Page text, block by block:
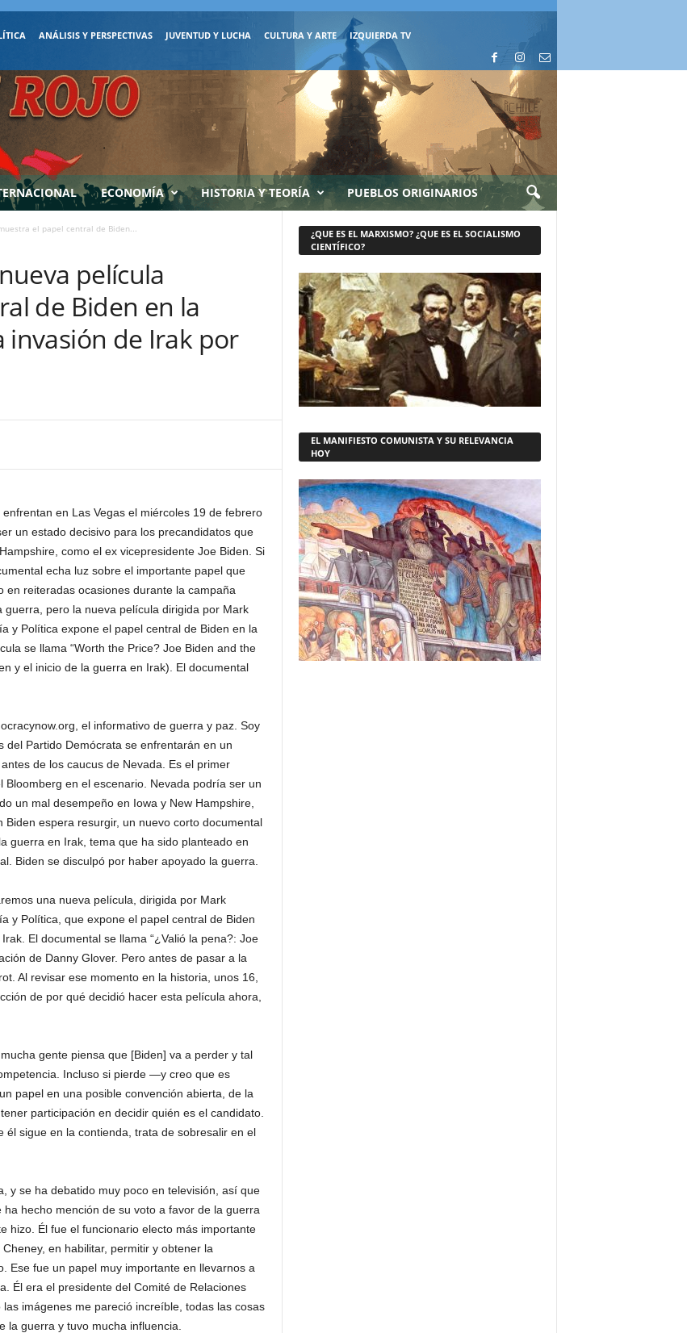
ANÁLISIS Y PERSPECTIVAS JUVENTUD Y LUCHA CULTURA Y ARTE IZQUIERDA TV
ECONOMÍA HISTORIA Y TEORÍA PUEBLOS ORIGINARIOS
el papel central de Biden...
película
de Biden en la
invasión de Irak por
en Las Vegas el miércoles 19 de febrero
un estado decisivo para los precandidatos que
como el ex vicepresidente Joe Biden. Si
echa luz sobre el importante papel que
reiteradas ocasiones durante la campaña
pero la nueva película dirigida por Mark
y Política expone el papel central de Biden en la
se llama “Worth the Price? Joe Biden and the
y el inicio de la guerra en Irak). El documental
el informativo de guerra y paz. Soy
Partido Demócrata se enfrentarán en un
de los caucus de Nevada. Es el primer
en el escenario. Nevada podría ser un
un mal desempeño en Iowa y New Hampshire,
espera resurgir, un nuevo corto documental
guerra en Irak, tema que ha sido planteado en
Biden se disculpó por haber apoyado la guerra.
una nueva película, dirigida por Mark
y Política, que expone el papel central de Biden
El documental se llama “¿Valió la pena?: Joe
de Danny Glover. Pero antes de pasar a la
Al revisar ese momento en la historia, unos 16,
de por qué decidió hacer esta película ahora,
gente piensa que [Biden] va a perder y tal
Incluso si pierde —y creo que es
papel en una posible convención abierta, de la
participación en decidir quién es el candidato.
sigue en la contienda, trata de sobresalir en el
y se ha debatido muy poco en televisión, así que
hecho mención de su voto a favor de la guerra
hizo. Él fue el funcionario electo más importante
en habilitar, permitir y obtener la
Ese fue un papel muy importante en llevarnos a
Él era el presidente del Comité de Relaciones
imágenes me pareció increíble, todas las cosas
la guerra y tuvo mucha influencia.
¿QUE ES EL MARXISMO? ¿QUE ES EL SOCIALISMO
CIENTÍFICO?
EL MANIFIESTO COMUNISTA Y SU RELEVANCIA
HOY